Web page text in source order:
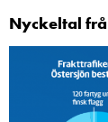
Nyckeltal